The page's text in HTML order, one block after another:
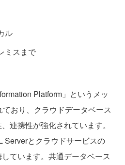
ル
ミスまで
Platform」というメッ
おり、クラウドデータベース
連携性が強化されています。
Serverとクラウドサービスの
ています。共通データベース